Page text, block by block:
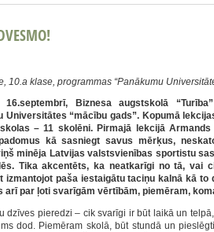
10.a klase, programmas “Panākumu
16.septembrī, Biznesa augstskolā
Universitātes “mācību gads”. Kopumā
– 11 skolēni. Pirmajā lekcijā Armands
kā sasniegt savus mērķus,
minēja Latvijas valstsvienības sportistu
Tika akcentēts, ka neatkarīgi no tā, vai
izmantojot paša iestaigātu taciņu kalnā kā to
par ļoti svarīgām vērtībām, piemēram,
dzīves pieredzi – cik svarīgi ir būt laikā un
dod. Piemēram skolā, būt stundā un